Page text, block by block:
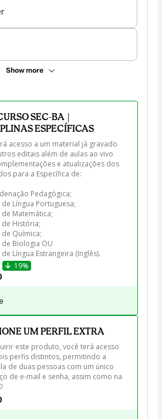
Show more
SEC-BA |
ESPECÍFICAS
acesso a um material já gravado
editais além de aulas ao vivo
e atualizações dos
para a Específica de:
Pedagógica;
de Língua Portuguesa;
de Matemática;
de História;
de Química;
de Biologia OU
de Língua Estrangeira (Inglês).
19%
UM PERFIL EXTRA
este produto, você terá acesso
perfis distintos, permitindo a
de duas pessoas com um único
de e-mail e senha, assim como na